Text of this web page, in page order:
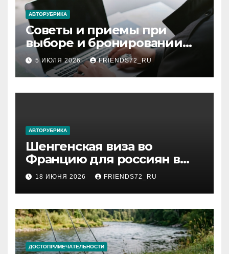
АВТОРУБРИКА
Советы и приемы при
выборе и бронировании
авиабилетов
5 ИЮЛЯ 2026 FRIENDS72_RU
АВТОРУБРИКА
Шенгенская виза во
Францию для россиян в
2026 году: сроки от 3 дней
и список необходимых
документов
18 ИЮНЯ 2026 FRIENDS72_RU
ДОСТОПРИМЕЧАТЕЛЬНОСТИ